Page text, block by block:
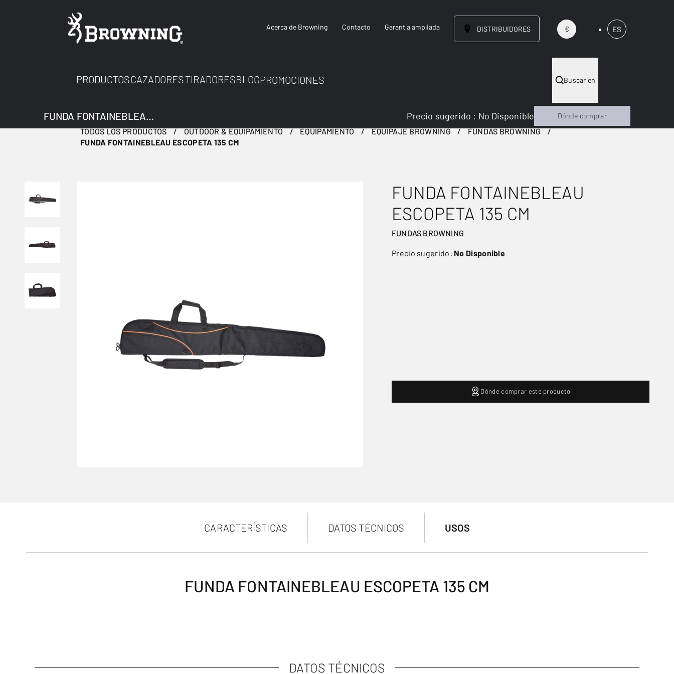
Acerca de Browning Contacto Garantía ampliada DISTRIBUIDORES € ES
PRODUCTOSCAZADORESTIRADORESBLOGPROMOCIONES Buscar en
TODOS LOS PRODUCTOS OUTDOOR & EQUIPAMIENTO EQUIPAMIENTO EQUIPAJE BROWNING
FUNDAS BROWNING
FUNDA FONTAINEBLEAU ESCOPETA 135 CM
FUNDA FONTAINEBLEAU
ESCOPETA 135 CM
FUNDAS BROWNING
Precio sugerido: No Disponible
FUNDA FONTAINEBLEAU ESCOPETA 135 CM Precio sugerido : No Disponible Dónde comprar
Dónde comprar este producto
CARACTERÍSTICAS DATOS TÉCNICOS USOS
FUNDA FONTAINEBLEAU ESCOPETA 135 CM
DATOS TÉCNICOS